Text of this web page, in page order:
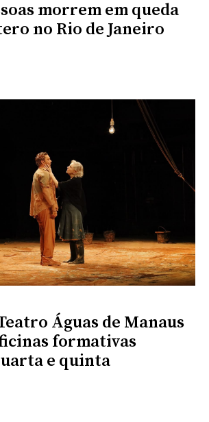
morrem em queda
no Rio de Janeiro
Águas de Manaus
formativas
e quinta